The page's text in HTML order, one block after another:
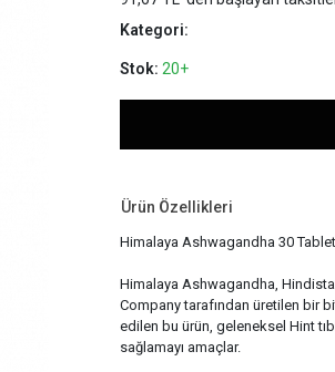
Kategori:
Stok: 20+
Ürün Özellikleri
Himalaya Ashwagandha 30 Tablet
Himalaya Ashwagandha,
Company tarafından üretilen bir
edilen bu ürün, geleneksel Hint
sağlamayı amaçlar.